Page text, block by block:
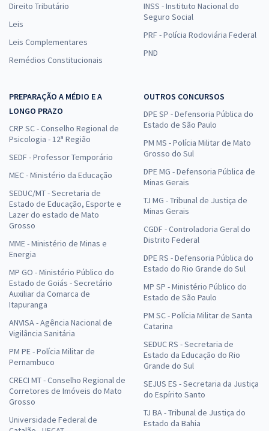
Direito Tributário
Leis
Leis Complementares
Remédios Constitucionais
INSS - Instituto Nacional do
Seguro Social
PRF - Polícia Rodoviária Federal
PND
PREPARAÇÃO A MÉDIO E A
LONGO PRAZO
CRP SC - Conselho Regional de
Psicologia - 12ª Região
SEDF - Professor Temporário
MEC - Ministério da Educação
SEDUC/MT - Secretaria de
Estado de Educação, Esporte e
Lazer do estado de Mato
Grosso
MME - Ministério de Minas e
Energia
MP GO - Ministério Público do
Estado de Goiás - Secretário
Auxiliar da Comarca de
Itapuranga
ANVISA - Agência Nacional de
Vigilância Sanitária
PM PE - Polícia Militar de
Pernambuco
CRECI MT - Conselho Regional de
Corretores de Imóveis do Mato
Grosso
Universidade Federal de
OUTROS CONCURSOS
DPE SP - Defensoria Pública do
Estado de São Paulo
PM MS - Polícia Militar de Mato
Grosso do Sul
DPE MG - Defensoria Pública de
Minas Gerais
TJ MG - Tribunal de Justiça de
Minas Gerais
CGDF - Controladoria Geral do
Distrito Federal
DPE RS - Defensoria Pública do
Estado do Rio Grande do Sul
MP SP - Ministério Público do
Estado de São Paulo
PM SC - Polícia Militar de Santa
Catarina
SEDUC RS - Secretaria de
Estado da Educação do Rio
Grande do Sul
SEJUS ES - Secretaria da Justiça
do Espírito Santo
TJ BA - Tribunal de Justiça do
Estado da Bahia